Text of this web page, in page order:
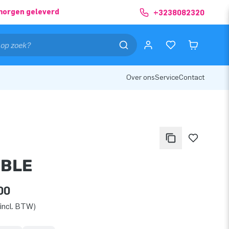
geleverd +3238082320
Over onsServiceContact
BTW)